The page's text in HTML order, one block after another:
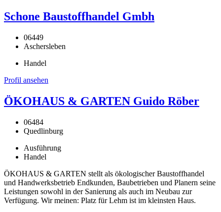
Schone Baustoffhandel Gmbh
06449
Aschersleben
Handel
Profil ansehen
ÖKOHAUS & GARTEN Guido Röber
06484
Quedlinburg
Ausführung
Handel
ÖKOHAUS & GARTEN stellt als ökologischer Baustoffhandel
und Handwerksbetrieb Endkunden, Baubetrieben und Planern seine
Leistungen sowohl in der Sanierung als auch im Neubau zur
Verfügung. Wir meinen: Platz für Lehm ist im kleinsten Haus.